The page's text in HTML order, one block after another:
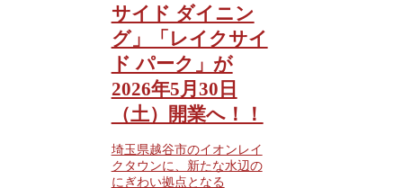
サイド ダイニン
グ」「レイクサイ
ド パーク」が
2026年5月30日
（土）開業へ！！
埼玉県越谷市のイオンレイ
クタウンに、新たな水辺の
にぎわい拠点となる